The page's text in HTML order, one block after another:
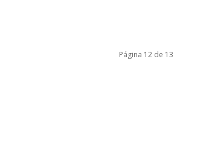
Página 12 de 13